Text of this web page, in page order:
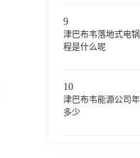
9
津巴布韦落地式电
程是什么呢
10
津巴布韦能源公司
多少